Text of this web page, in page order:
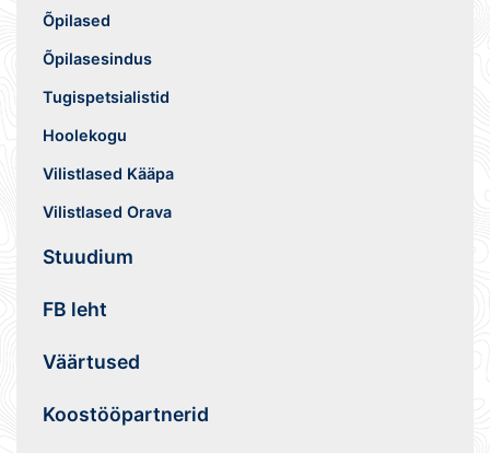
Õpilased
Õpilasesindus
Tugispetsialistid
Hoolekogu
Vilistlased Kääpa
Vilistlased Orava
Stuudium
FB leht
Väärtused
Koostööpartnerid